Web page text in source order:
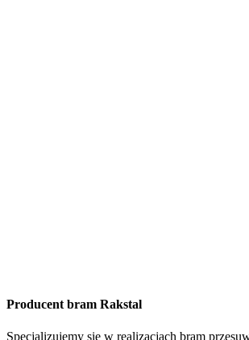
Producent bram Rakstal
Specjalizujemy się w realizacjach bram